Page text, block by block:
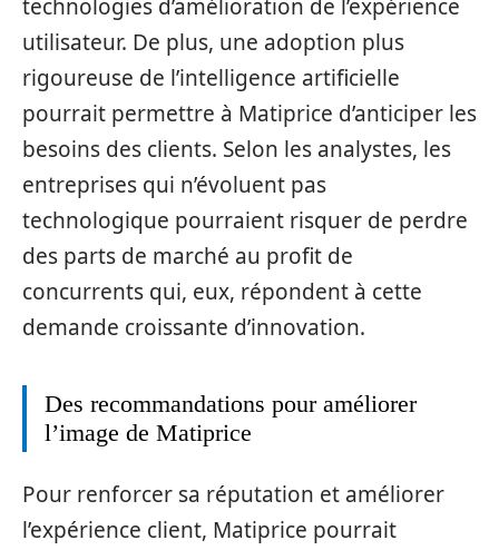
technologies d’amélioration de l’expérience
utilisateur. De plus, une adoption plus
rigoureuse de l’intelligence artificielle
pourrait permettre à Matiprice d’anticiper les
besoins des clients. Selon les analystes, les
entreprises qui n’évoluent pas
technologique pourraient risquer de perdre
des parts de marché au profit de
concurrents qui, eux, répondent à cette
demande croissante d’innovation.
Des recommandations pour améliorer
l’image de Matiprice
Pour renforcer sa réputation et améliorer
l’expérience client, Matiprice pourrait